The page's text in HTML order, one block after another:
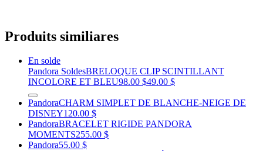
Produits similiares
En solde
Pandora SoldesBRELOQUE CLIP SCINTILLANT
INCOLORE ET BLEU98.00 $49.00 $
PandoraCHARM SIMPLET DE BLANCHE-NEIGE DE
DISNEY120.00 $
PandoraBRACELET RIGIDE PANDORA
MOMENTS255.00 $
Pandora55.00 $